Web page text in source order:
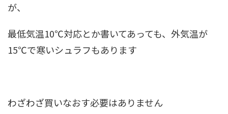
が、
最低気温10℃対応とか書いてあっても、外気温が
15℃で寒いシュラフもあります
わざわざ買いなおす必要はありません